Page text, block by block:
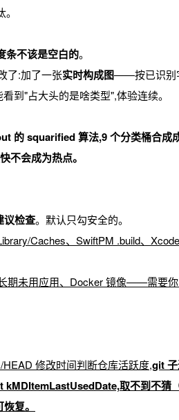
条不该是空白的。
了:加了一张实时构成图——按已识别
到"占大头的是啥类型",体验连续。
的 squarified 算法,9 个分类桶合成
不会成为热点。
议检查。默认只勾安全的。
Caches、SwiftPM .build、
期未用应用、Docker 镜像——需要你
HEAD 修改时间判断仓库活跃度,git 子
kMDItemLastUsedDate,取不到不猜
复。